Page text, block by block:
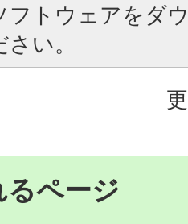
フトウェアをダ
い。
るページ